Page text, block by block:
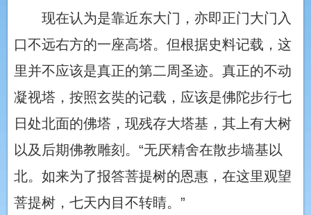
现在认为是靠近东大门，亦即正门大门入
口不远右方的一座高塔。但根据史料记载，这
里并不应该是真正的第二周圣迹。真正的不动
凝视塔，按照玄奘的记载，应该是佛陀步行七
日处北面的佛塔，现残存大塔基，其上有大树
以及后期佛教雕刻。“无厌精舍在散步墙基以
北。如来为了报答菩提树的恩惠，在这里观望
菩提树，七天内目不转睛。”